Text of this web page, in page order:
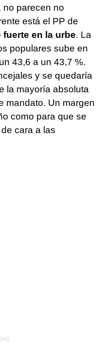
no parecen no
está el PP de
fuerte en la urbe. La
populares sube en
43,6 a un 43,7 %.
y se quedaría
la mayoría absoluta
mandato. Un margen
como para que se
cara a las